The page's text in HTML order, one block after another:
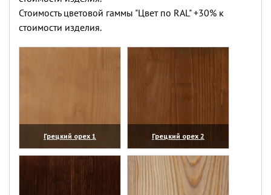
Стоимость цветовой гаммы "Цвет по RAL" +30% к
стоимости изделия.
Грецкий орех 1
(увеличить)
Грецкий орех 2
(увеличить)